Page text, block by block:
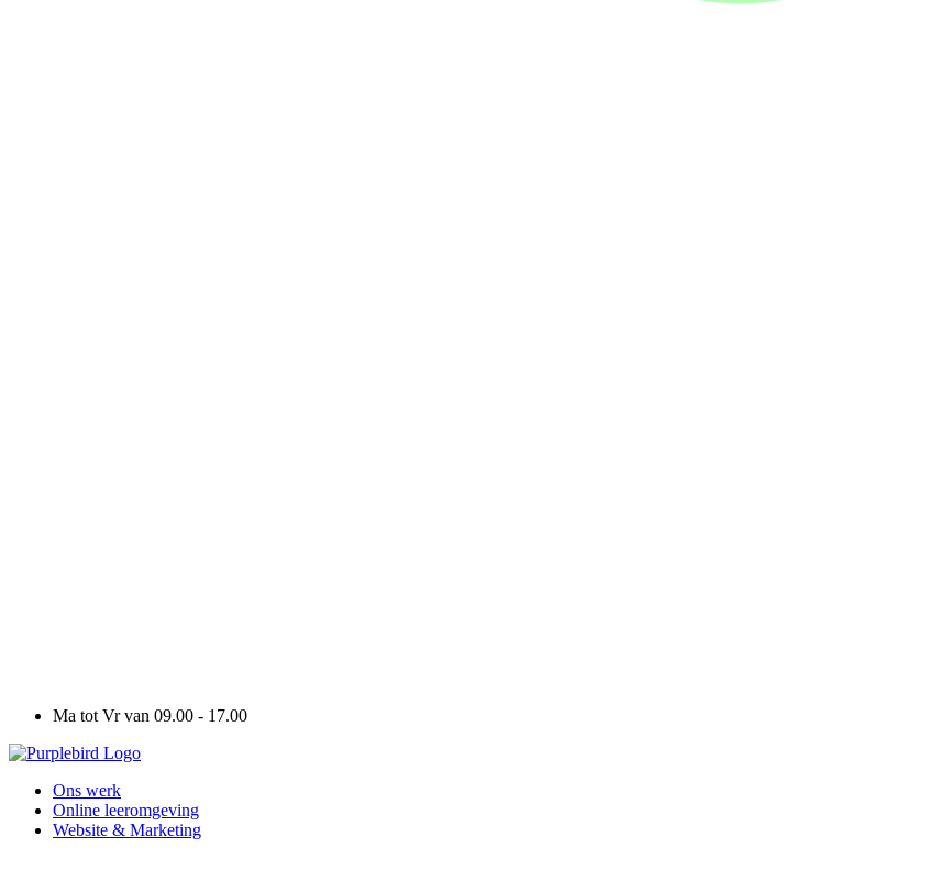
Ma tot Vr van 09.00 - 17.00
Ons werk
Online leeromgeving
Website & Marketing